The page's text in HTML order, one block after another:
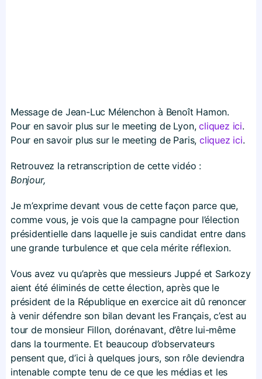
Message de Jean-Luc Mélenchon à Benoît Hamon.
Pour en savoir plus sur le meeting de Lyon,cliquez ici.
Pour en savoir plus sur le meeting de Paris, cliquez ici.
Retrouvez la retranscription de cette vidéo :
Bonjour,
Je m’exprime devant vous de cette façon parce que,
comme vous, je vois que la campagne pour l’élection
présidentielle dans laquelle je suis candidat entre dans
une grande turbulence et que cela mérite réflexion.
Vous avez vu qu’après que messieurs Juppé et Sarkozy
aient été éliminés de cette élection, après que le
président de la République en exercice ait dû renoncer
à venir défendre son bilan devant les Français, c’est au
tour de monsieur Fillon, dorénavant, d’être lui-même
dans la tourmente. Et beaucoup d’observateurs
pensent que, d’ici à quelques jours, son rôle deviendra
intenable compte tenu de ce que les médias et les